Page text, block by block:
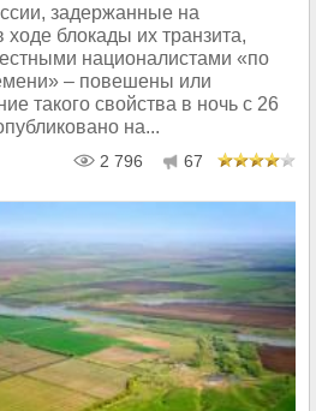
задержанные на
блокады их транзита,
националистами «по
– повешены или
такого свойства в ночь с 26
на...
2 796 67